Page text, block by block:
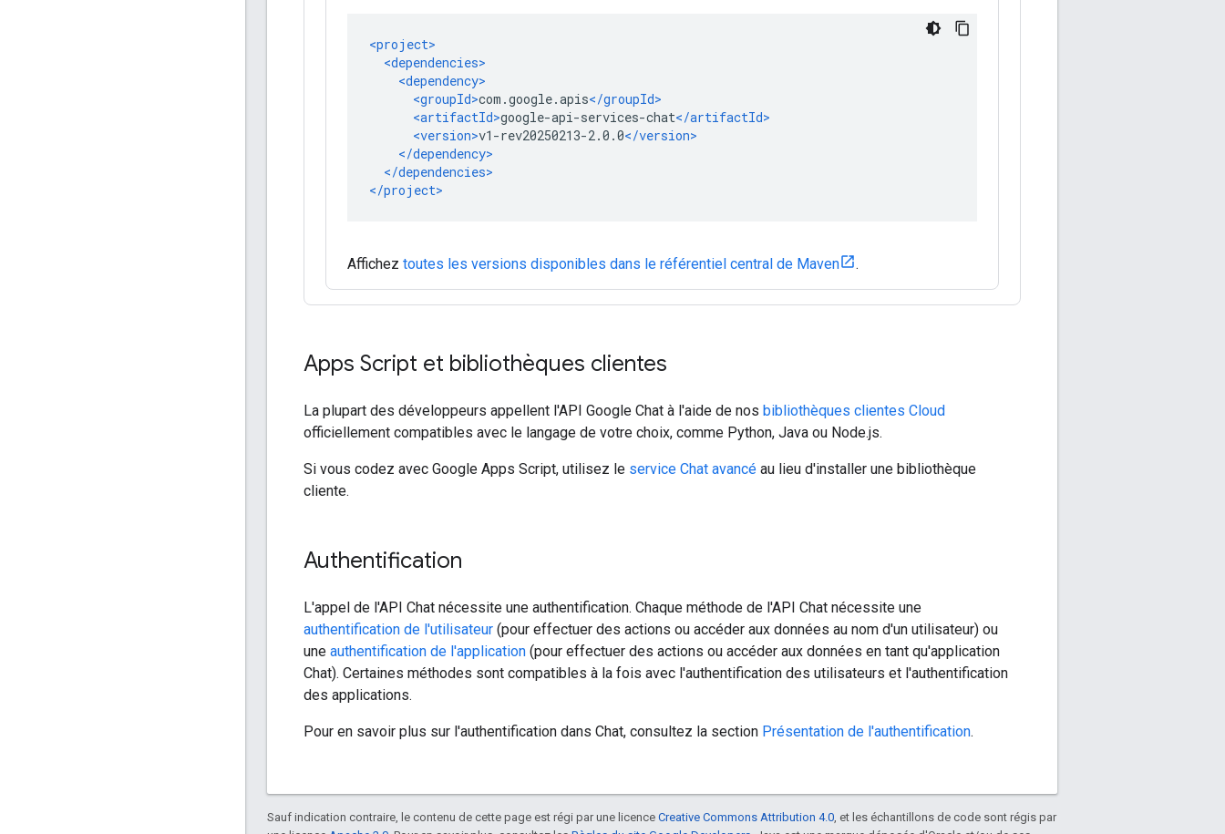
Affichez toutes les versions disponibles dans le référentiel central de Maven .
Apps Script et bibliothèques clientes
La plupart des développeurs appellent l'API Google Chat à l'aide de nos bibliothèques clientes Cloud
officiellement compatibles avec le langage de votre choix, comme Python, Java ou Node.js.
Si vous codez avec Google Apps Script, utilisez le service Chat avancé au lieu d'installer une bibliothèque
cliente.
Authentification
L'appel de l'API Chat nécessite une authentification. Chaque méthode de l'API Chat nécessite une
authentification de l'utilisateur (pour effectuer des actions ou accéder aux données au nom d'un utilisateur) ou
une authentification de l'application (pour effectuer des actions ou accéder aux données en tant qu'application
Chat). Certaines méthodes sont compatibles à la fois avec l'authentification des utilisateurs et l'authentification
des applications.
Pour en savoir plus sur l'authentification dans Chat, consultez la section Présentation de l'authentification.
Sauf indication contraire, le contenu de cette page est régi par une licence Creative Commons Attribution 4.0 , et les échantillons de code sont régis par